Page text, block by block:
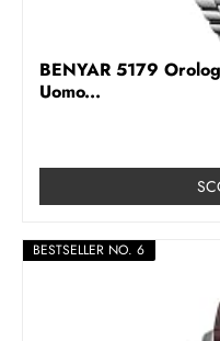
BENYAR 5179
Uomo...
BESTSELLER NO. 6